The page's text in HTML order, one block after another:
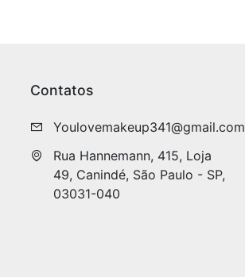
Contatos
Youlovemakeup341@gmail.com
Rua Hannemann, 415, Loja
49, Canindé, São Paulo - SP,
03031-040